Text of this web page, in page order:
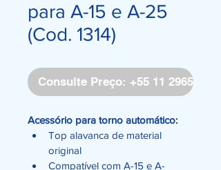
para A-15 e A-25
(Cod. 1314)
Consulte Preço: +55 11 2965-4171
Acessório para torno automático:
Top alavanca de material
original
Compatível com A-15 e A-